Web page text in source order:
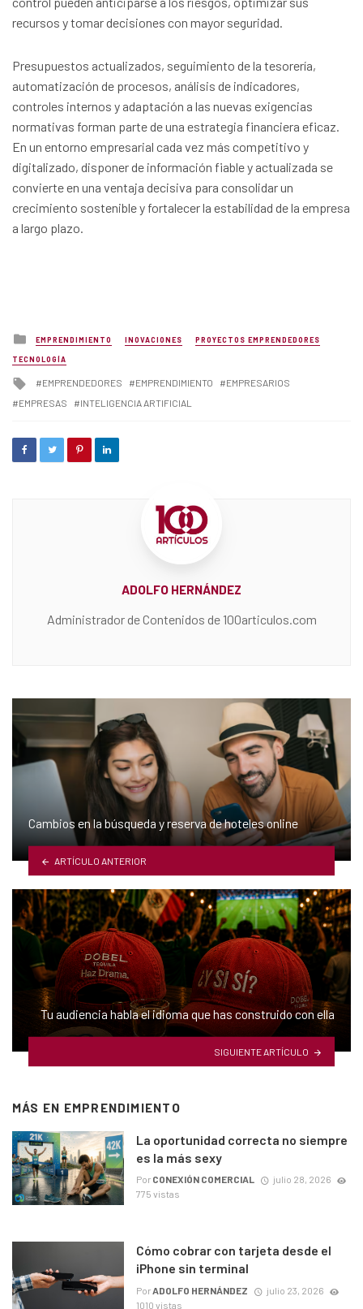
recursos y tomar decisiones con mayor seguridad.
Presupuestos actualizados, seguimiento de la tesorería,
automatización de procesos, análisis de indicadores,
controles internos y adaptación a las nuevas exigencias
normativas forman parte de una estrategia financiera eficaz.
En un entorno empresarial cada vez más competitivo y
digitalizado, disponer de información fiable y actualizada se
convierte en una ventaja decisiva para consolidar un
crecimiento sostenible y fortalecer la estabilidad de la empresa
a largo plazo.
Posted
in
EMPRENDIMIENTO INOVACIONES PROYECTOS EMPRENDEDORES
TECNOLOGÍA
Tagged
EMPRENDEDORES EMPRENDIMIENTO
EMPRESARIOS
EMPRESAS
INTELIGENCIA ARTIFICIAL
ADOLFO HERNÁNDEZ
Administrador de Contenidos de 100articulos.com
Cambios en la búsqueda y reserva de hoteles online
ARTÍCULO ANTERIOR
Tu audiencia habla el idioma que has construido con ella
SIGUIENTE ARTÍCULO
MÁS EN EMPRENDIMIENTO
La oportunidad correcta no siempre
es la más sexy
Por CONEXIÓN COMERCIAL
julio 28, 2026
775 vistas
Cómo cobrar con tarjeta desde el
iPhone sin terminal
Por ADOLFO HERNÁNDEZ
julio 23, 2026
1010 vistas